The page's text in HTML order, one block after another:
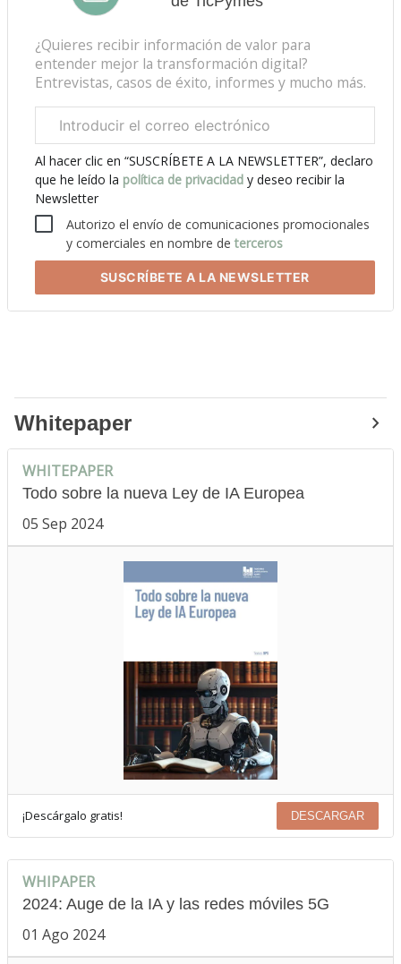
¿Quieres recibir información de valor para
entender mejor la transformación digital?
Entrevistas, casos de éxito, informes y mucho más.
electrónico
corporativo
Al hacer clic en “SUSCRÍBETE A LA NEWSLETTER”, declaro
que he leído la política de privacidad y deseo recibir la
Newsletter
Autorizo el envío de comunicaciones promocionales
y comerciales en nombre deterceros
SUSCRÍBETE A LA NEWSLETTER
Whitepaper
WHITEPAPER
Todo sobre la nueva Ley de IA Europea
05 Sep 2024
¡Descárgalo gratis! DESCARGAR
WHIPAPER
2024: Auge de la IA y las redes móviles 5G
01 Ago 2024